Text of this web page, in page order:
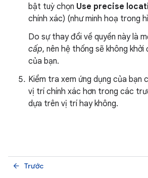
bật tuỳ chọn Use precise
chính xác) (như minh hoạ trong
Do sự thay đổi về quyền này là
cấp, nên hệ thống sẽ không khởi
của bạn.
Kiểm tra xem ứng dụng của bạn
vị trí chính xác hơn trong các
dựa trên vị trí hay không.
Trước
arrow_back